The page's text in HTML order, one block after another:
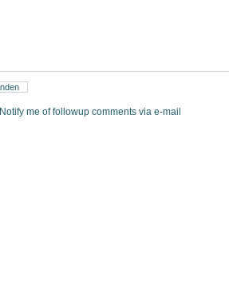
Notify me of followup comments via e-mail